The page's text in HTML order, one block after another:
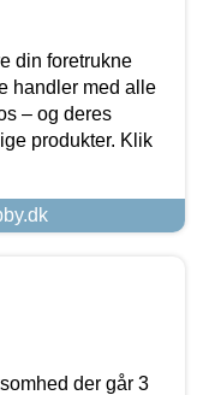
din foretrukne
handler med alle
– og deres
produkter. Klik
der går 3